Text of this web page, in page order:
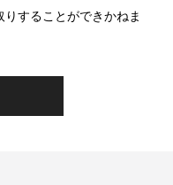
することができかねま